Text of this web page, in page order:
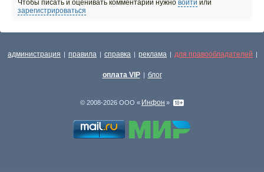
Чтобы писать и оценивать комментарии нужно войти или
зарегистрироваться
администрация | правила | справка | реклама | для правообладателей |
оплата VIP | блог
© 2008-2026 ООО « Инфон »